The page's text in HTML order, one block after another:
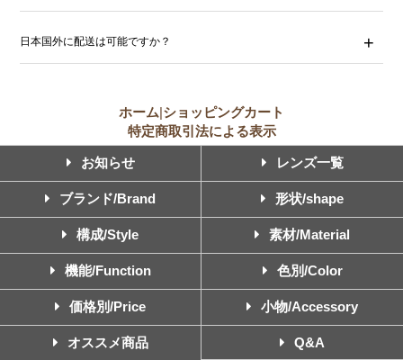
日本国外に配送は可能ですか？
ホーム|ショッピングカート
特定商取引法による表示
お知らせ レンズ一覧
ブランド/Brand 形状/shape
構成/Style 素材/Material
機能/Function 色別/Color
価格別/Price 小物/Accessory
オススメ商品 Q&A